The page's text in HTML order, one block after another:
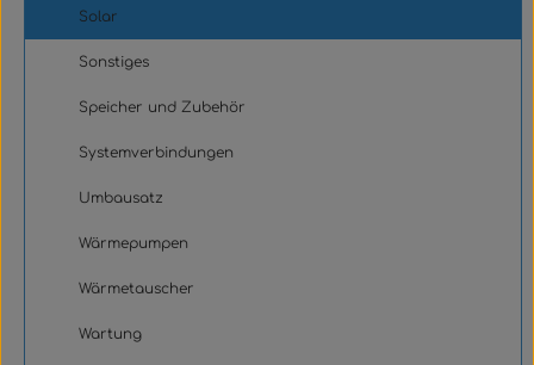
Solar
Sonstiges
Speicher und Zubehör
Systemverbindungen
Umbausatz
Wärmepumpen
Wärmetauscher
Wartung